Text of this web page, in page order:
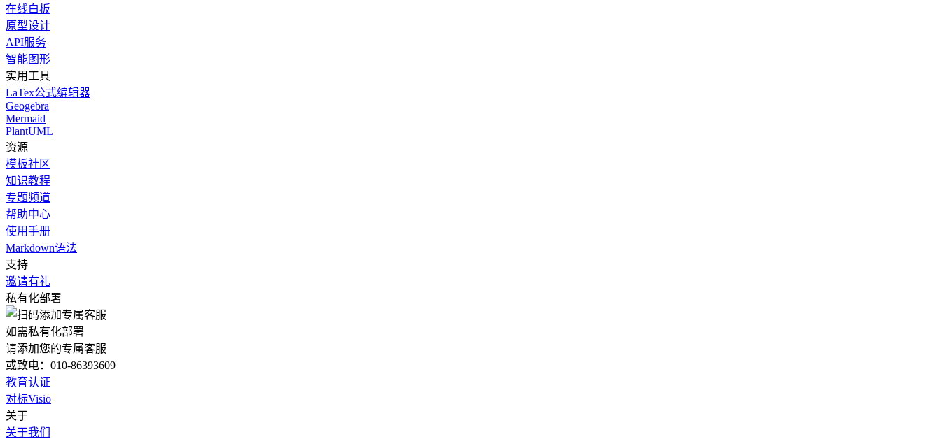
在线白板
原型设计
API服务
智能图形
实用工具
LaTex公式编辑器
Geogebra
Mermaid
PlantUML
资源
模板社区
知识教程
专题频道
帮助中心
使用手册
Markdown语法
支持
邀请有礼
私有化部署
如需私有化部署
请添加您的专属客服
或致电：010-86393609
教育认证
对标Visio
关于
关于我们